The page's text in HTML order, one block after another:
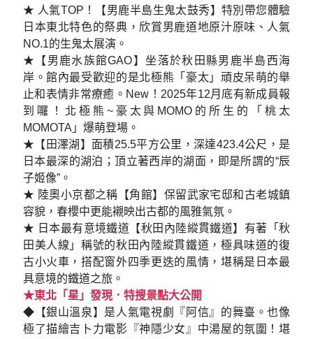
★ 人氣TOP！【男鹿半島生鬼太鼓秀】特別帶您體驗
日本東北特色的祭典，欣賞男鹿道地原汁原味、人氣
NO.1的生鬼太展演。
★【男鹿水族館GAO】坐落於秋田縣男鹿半島西海
岸。館內最受歡迎的是北極熊「豪太」頑皮呆萌的舉
止和表情非常療癒。New！2025年12月底有新成員報
到囉！北極熊~豪太與MOMO的所生的「桃太
MOMOTA」爆萌登場。
★【田澤湖】面積25.5平方公里，深達423.4公尺，是
日本最深的湖泊；頂立著西岸的湖面，即是所謂的“辰
子姬像”。
★ 陸奧小京都之稱【角館】保留武家宅邸和古老城鎮
容貌，春櫻中更能襯映出古都的風雅氣氛。
★ 日本最有意境鐵道【秋田內陸縱貫鐵道】有著「秋
田美人線」稱號的秋田內陸縱貫鐵道，極具味道的復
古小火車，搭配窗外四季更迭的風情，堪稱是日本最
具意境的鐵道之旅。
★東北「星」發現．特搜景點大公開
◆【銀山溫泉】是人氣電視劇『阿信』的舞臺。也像
極了描繪吉卜力電影『神隱少女』中湯屋的氛圍！堪